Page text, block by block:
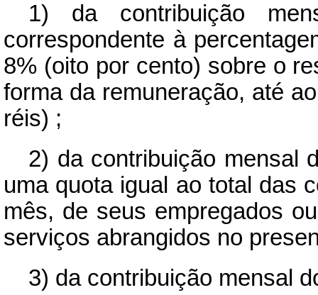
1) da contribuição
correspondente à
8% (oito por cento) sobre o
forma da remuneração, até
réis) ;
2) da contribuição mensal
uma quota igual ao total das
mês, de seus empregados
serviços abrangidos no
3) da contribuição mensal